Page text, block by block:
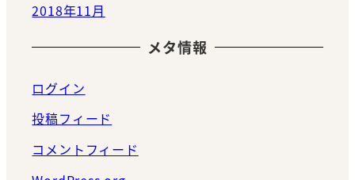
2018年11月
メタ情報
ログイン
投稿フィード
コメントフィード